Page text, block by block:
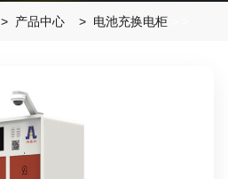
产品中心 电池充换电柜